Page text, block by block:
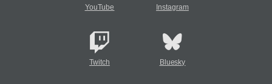
YouTube Instagram
Twitch Bluesky